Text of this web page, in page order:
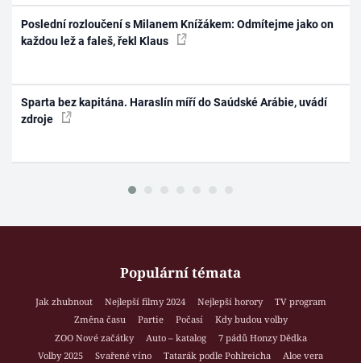
Poslední rozloučení s Milanem Knížákem: Odmítejme jako on
každou lež a faleš, řekl Klaus
Sparta bez kapitána. Haraslín míří do Saúdské Arábie, uvádí
zdroje
Populární témata
Jak zhubnout Nejlepší filmy 2024 Nejlepší horory
TV program
Změna času
Partie Počasí
Kdy budou volby
ZOO Nové začátky
Auto – katalog
7 pádů Honzy Dědka
Volby 2025
Svařené víno Tatarák podle Pohlreicha
Aloe vera